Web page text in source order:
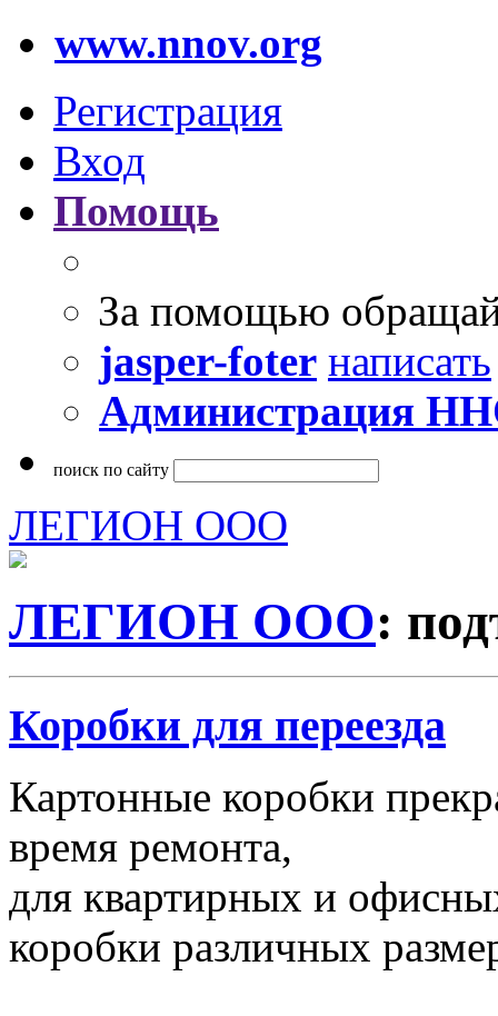
www.nnov.org
Регистрация
Вход
Помощь
За помощью
jasper-foter написать
Администрация
поиск по сайту
ЛЕГИОН ООО
ЛЕГИОН ООО:
Коробки для переезда
Картонные коробки
время ремонта,
для квартирных и
коробки различных